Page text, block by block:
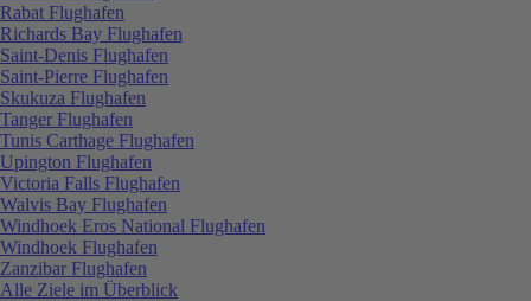
Rabat Flughafen
Richards Bay Flughafen
Saint-Denis Flughafen
Saint-Pierre Flughafen
Skukuza Flughafen
Tanger Flughafen
Tunis Carthage Flughafen
Upington Flughafen
Victoria Falls Flughafen
Walvis Bay Flughafen
Windhoek Eros National Flughafen
Windhoek Flughafen
Zanzibar Flughafen
Alle Ziele im Überblick